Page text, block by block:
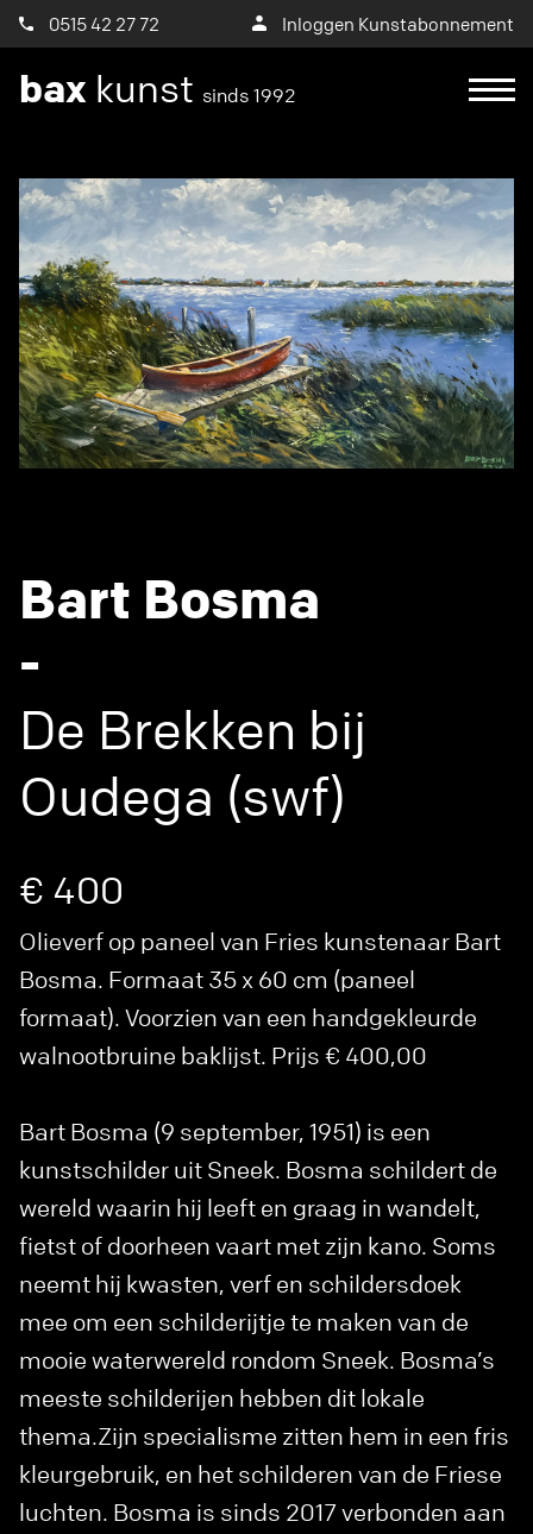
0515 42 27 72 Inloggen Kunstabonnement
bax kunst sinds 1992
Bart Bosma
-
De Brekken bij
Oudega (swf)
€ 400
Olieverf op paneel van Fries kunstenaar Bart
Bosma. Formaat 35 x 60 cm (paneel
formaat). Voorzien van een handgekleurde
walnootbruine baklijst. Prijs € 400,00
Bart Bosma (9 september, 1951) is een
kunstschilder uit Sneek. Bosma schildert de
wereld waarin hij leeft en graag in wandelt,
fietst of doorheen vaart met zijn kano. Soms
neemt hij kwasten, verf en schildersdoek
mee om een schilderijtje te maken van de
mooie waterwereld rondom Sneek. Bosma’s
meeste schilderijen hebben dit lokale
thema.Zijn specialisme zitten hem in een fris
kleurgebruik, en het schilderen van de Friese
luchten. Bosma is sinds 2017 verbonden aan